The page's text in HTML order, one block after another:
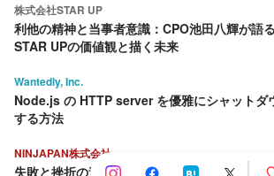
株式会社STAR UP
利他の精神と当事者意識：CPO池田八輝が語る
STAR UPの価値観と描く未来
Wantedly, Inc.
Node.js の HTTP server を優雅にシャットダ
する方法
NINJAPAN株式会社
失敗と挫折の連続から這い上がり続ける壮絶な